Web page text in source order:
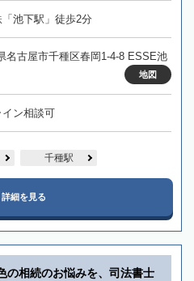
池下駅」徒歩2分
名古屋市千種区春岡1-4-8 ESSE池
地図
ン相談可
千種駅
詳細を見る
の相続のお悩みを、司法書士